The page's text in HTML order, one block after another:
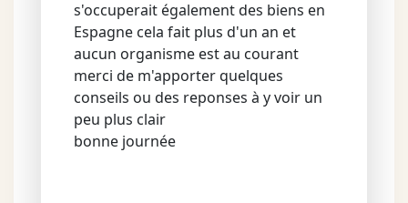
s'occuperait également des biens en
Espagne cela fait plus d'un an et
aucun organisme est au courant
merci de m'apporter quelques
conseils ou des reponses à y voir un
peu plus clair
bonne journée